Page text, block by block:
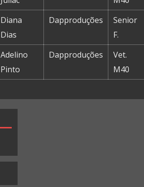
Diana
Dias
Dapproduções
Senior
F.
Adelino
Pinto
Dapproduções
Vet.
M40